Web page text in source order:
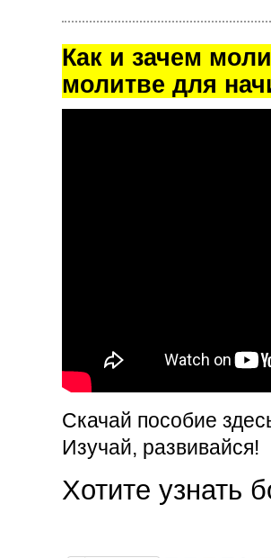
Как и зачем
молитве для
Скачай пособие
Изучай, развивайся!
Хотите